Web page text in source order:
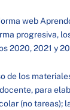
web
progresiva,
2020, 2021 y
de los
para
(no tareas);